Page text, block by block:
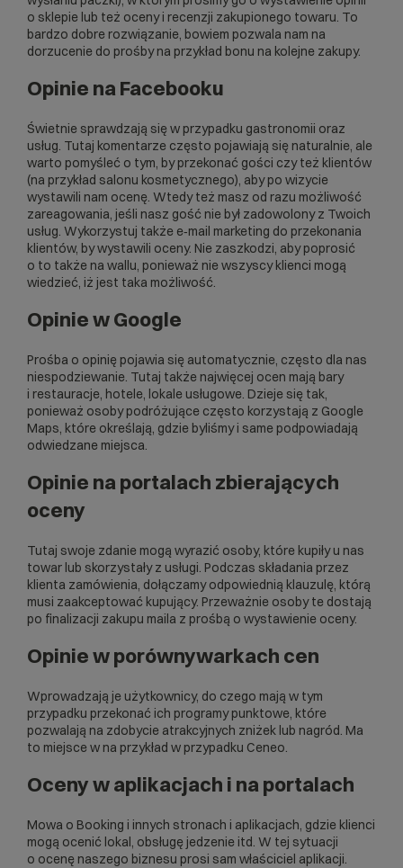
o sklepie lub też oceny i recenzji zakupionego towaru. To
bardzo dobre rozwiązanie, bowiem pozwala nam na
dorzucenie do prośby na przykład bonu na kolejne zakupy.
Opinie na Facebooku
Świetnie sprawdzają się w przypadku gastronomii oraz
usług. Tutaj komentarze często pojawiają się naturalnie, ale
warto pomyśleć o tym, by przekonać gości czy też klientów
(na przykład salonu kosmetycznego), aby po wizycie
wystawili nam ocenę. Wtedy też masz od razu możliwość
zareagowania, jeśli nasz gość nie był zadowolony z Twoich
usług. Wykorzystuj także e‑mail marketing do przekonania
klientów, by wystawili oceny. Nie zaszkodzi, aby poprosić
o to także na wallu, ponieważ nie wszyscy klienci mogą
wiedzieć, iż jest taka możliwość.
Opinie w Google
Prośba o opinię pojawia się automatycznie, często dla nas
niespodziewanie. Tutaj także najwięcej ocen mają bary
i restauracje, hotele, lokale usługowe. Dzieje się tak,
ponieważ osoby podróżujące często korzystają z Google
Maps, które określają, gdzie byliśmy i same podpowiadają
odwiedzane miejsca.
Opinie na portalach zbierających
oceny
Tutaj swoje zdanie mogą wyrazić osoby, które kupiły u nas
towar lub skorzystały z usługi. Podczas składania przez
klienta zamówienia, dołączamy odpowiednią klauzulę, którą
musi zaakceptować kupujący. Przeważnie osoby te dostają
po finalizacji zakupu maila z prośbą o wystawienie oceny.
Opinie w porównywarkach cen
Wprowadzają je użytkownicy, do czego mają w tym
przypadku przekonać ich programy punktowe, które
pozwalają na zdobycie atrakcyjnych zniżek lub nagród. Ma
to miejsce w na przykład w przypadku Ceneo.
Oceny w aplikacjach i na portalach
Mowa o Booking i innych stronach i aplikacjach, gdzie klienci
mogą ocenić lokal, obsługę jedzenie itd. W tej sytuacji
o ocenę naszego biznesu prosi sam właściciel aplikacji.